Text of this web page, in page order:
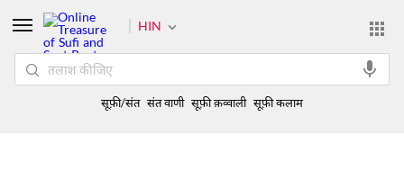
HIN
सूफ़ी/संत संत वाणी सूफ़ी क़व्वाली सूफ़ी कलाम